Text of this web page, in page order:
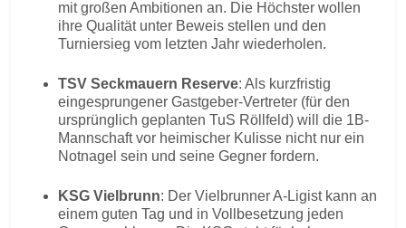
mit großen Ambitionen an. Die Höchster wollen
ihre Qualität unter Beweis stellen und den
Turniersieg vom letzten Jahr wiederholen.
TSV Seckmauern Reserve: Als kurzfristig
eingesprungener Gastgeber-Vertreter (für den
ursprünglich geplanten TuS Röllfeld) will die 1B-
Mannschaft vor heimischer Kulisse nicht nur ein
Notnagel sein und seine Gegner fordern.
KSG Vielbrunn: Der Vielbrunner A-Ligist kann an
einem guten Tag und in Vollbesetzung jeden